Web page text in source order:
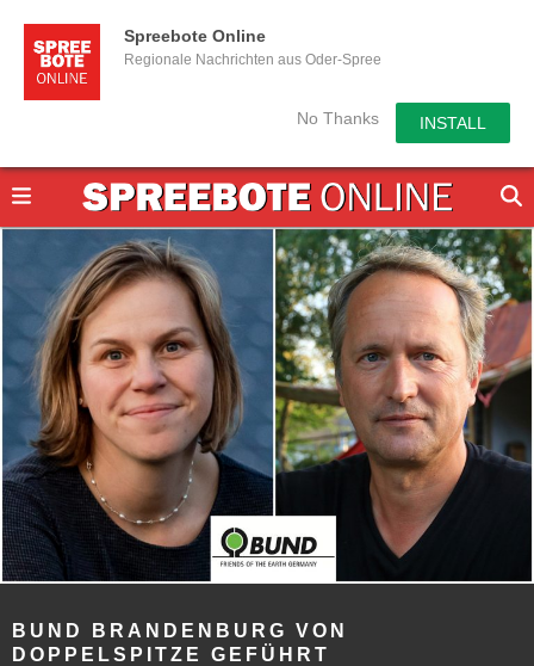
Spreebote Online
Regionale Nachrichten aus Oder-Spree
No Thanks INSTALL
BUND BRANDENBURG VON
DOPPELSPITZE GEFÜHRT